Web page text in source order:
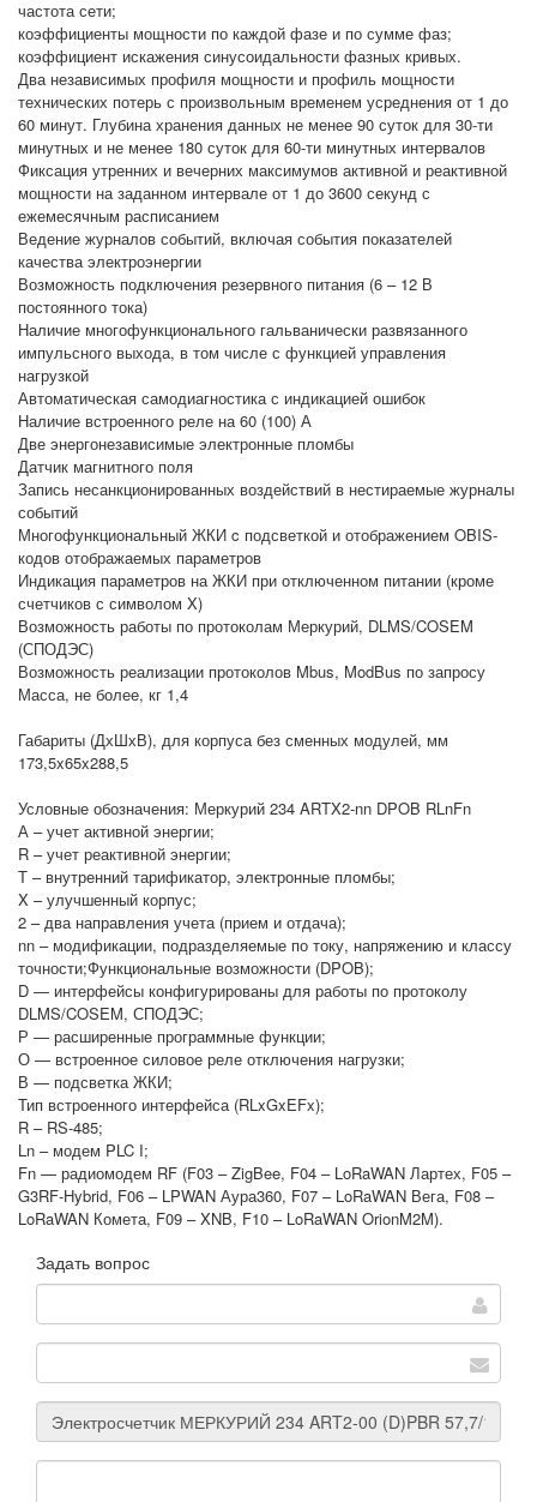
частота сети;
коэффициенты мощности по каждой фазе и по сумме фаз;
коэффициент искажения синусоидальности фазных кривых.
Два независимых профиля мощности и профиль мощности
технических потерь с произвольным временем усреднения от 1 до
60 минут. Глубина хранения данных не менее 90 суток для 30-ти
минутных и не менее 180 суток для 60-ти минутных интервалов
Фиксация утренних и вечерних максимумов активной и реактивной
мощности на заданном интервале от 1 до 3600 секунд с
ежемесячным расписанием
Ведение журналов событий, включая события показателей
качества электроэнергии
Возможность подключения резервного питания (6 – 12 В
постоянного тока)
Наличие многофункционального гальванически развязанного
импульсного выхода, в том числе с функцией управления
нагрузкой
Автоматическая самодиагностика с индикацией ошибок
Наличие встроенного реле на 60 (100) А
Две энергонезависимые электронные пломбы
Датчик магнитного поля
Запись несанкционированных воздействий в нестираемые журналы
событий
Многофункциональный ЖКИ c подсветкой и отображением OBIS-
кодов отображаемых параметров
Индикация параметров на ЖКИ при отключенном питании (кроме
счетчиков с символом X)
Возможность работы по протоколам Меркурий, DLMS/COSEM
(СПОДЭС)
Возможность реализации протоколов Mbus, ModBus по запросу
Масса, не более, кг 1,4
Габариты (ДхШхВ), для корпуса без сменных модулей, мм
173,5x65x288,5
Условные обозначения: Меркурий 234 ARTX2-nn DPOB RLnFn
А – учет активной энергии;
R – учет реактивной энергии;
Т – внутренний тарификатор, электронные пломбы;
X – улучшенный корпус;
2 – два направления учета (прием и отдача);
nn – модификации, подразделяемые по току, напряжению и классу
точности;Функциональные возможности (DPOB);
D — интерфейсы конфигурированы для работы по протоколу
DLMS/COSEM, СПОДЭС;
Р — расширенные программные функции;
О — встроенное силовое реле отключения нагрузки;
В — подсветка ЖКИ;
Тип встроенного интерфейса (RLxGxEFx);
R – RS-485;
Ln – модем PLC I;
Fn — радиомодем RF (F03 – ZigBee, F04 – LoRaWAN Лартех, F05 –
G3RF-Hybrid, F06 – LPWAN Аура360, F07 – LoRaWAN Вега, F08 –
LoRaWAN Комета, F09 – XNB, F10 – LoRaWAN OrionM2M).
Задать вопрос